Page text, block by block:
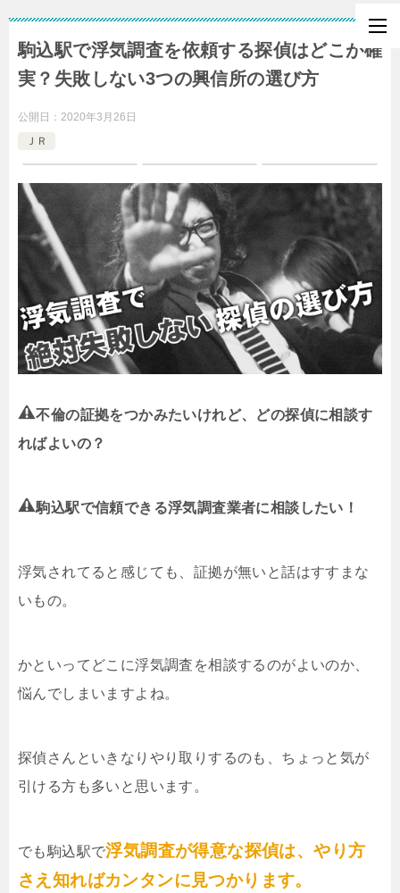
駒込駅で浮気調査を依頼する探偵はどこが確
実？失敗しない3つの興信所の選び方
公開日： 2020年3月26日
ＪＲ
不倫の証拠をつかみたいけれど、どの探偵に相談す
ればよいの？
駒込駅で信頼できる浮気調査業者に相談したい！
浮気されてると感じても、証拠が無いと話はすすまな
いもの。
かといってどこに浮気調査を相談するのがよいのか、
悩んでしまいますよね。
探偵さんといきなりやり取りするのも、ちょっと気が
引ける方も多いと思います。
でも駒込駅で浮気調査が得意な探偵は、やり方
さえ知ればカンタンに見つかります。